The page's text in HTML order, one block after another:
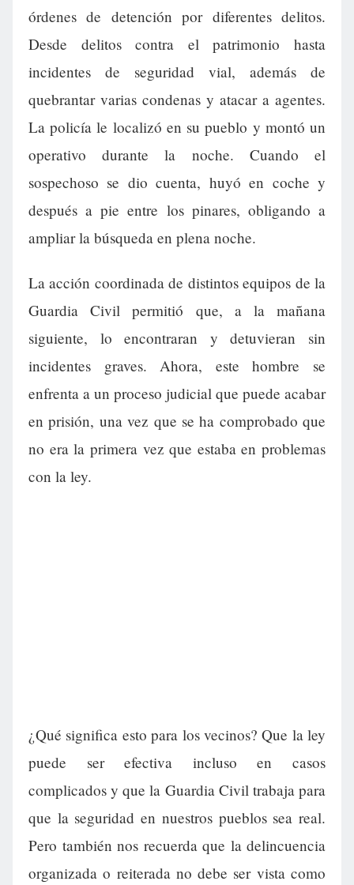
órdenes de detención por diferentes delitos.
Desde delitos contra el patrimonio hasta
incidentes de seguridad vial, además de
quebrantar varias condenas y atacar a agentes.
La policía le localizó en su pueblo y montó un
operativo durante la noche. Cuando el
sospechoso se dio cuenta, huyó en coche y
después a pie entre los pinares, obligando a
ampliar la búsqueda en plena noche.
La acción coordinada de distintos equipos de la
Guardia Civil permitió que, a la mañana
siguiente, lo encontraran y detuvieran sin
incidentes graves. Ahora, este hombre se
enfrenta a un proceso judicial que puede acabar
en prisión, una vez que se ha comprobado que
no era la primera vez que estaba en problemas
con la ley.
¿Qué significa esto para los vecinos? Que la ley
puede ser efectiva incluso en casos
complicados y que la Guardia Civil trabaja para
que la seguridad en nuestros pueblos sea real.
Pero también nos recuerda que la delincuencia
organizada o reiterada no debe ser vista como